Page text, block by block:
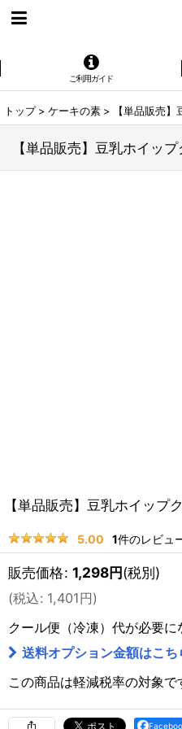
ご利用ガイド
トップ > ケーキの素 > 【単品販売
【単品販売】豆乳ホイッ
【単品販売】豆乳ホイップ
5.00 1件のレビュ
販売価格: 1,298円(税別)
(税込: 1,401円)
クール便（冷凍） 代が必要に
送料オプション金額はこち
この商品は軽減税率の対象で